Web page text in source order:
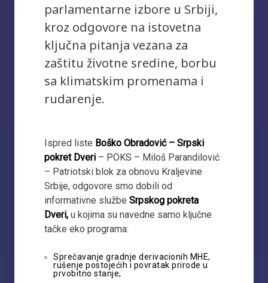
parlamentarne izbore u Srbiji,
kroz odgovore na istovetna
ključna pitanja vezana za
zaštitu životne sredine, borbu
sa klimatskim promenama i
rudarenje.
Ispred liste Boško Obradović – Srpski
pokret Dveri – POKS – Miloš Parandilović
– Patriotski blok za obnovu Kraljevine
Srbije, odgovore smo dobili od
informativne službe Srpskog pokreta
Dveri, u kojima su navedne samo ključne
tačke eko programa:
Sprečavanje gradnje derivacionih MHE,
rušenje postojećih i povratak prirode u
prvobitno stanje;